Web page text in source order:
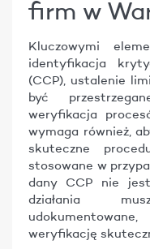
firm w
Kluczowymi
identyfikacja
(CCP), ustalenie
być
weryfikacja
wymaga również,
skuteczne
stosowane w
dany CCP nie
działania
weryfikację